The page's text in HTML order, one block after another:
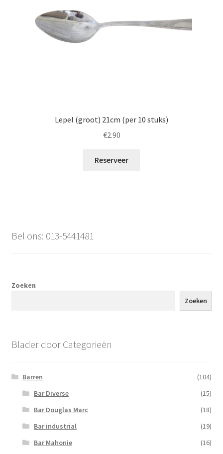
Lepel (groot) 21cm (per 10 stuks)
€2.90
Reserveer
Bel ons: 013-5441481
Zoeken
Zoeken
Blader door Categorieën
Barren
(104)
Bar Diverse
(15)
Bar Douglas Marc
(18)
Bar industrial
(19)
Bar Mahonie
(16)